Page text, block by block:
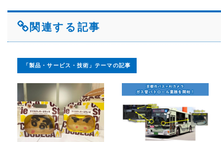
関連する記事
「製品・サービス・技術」テーマの記事